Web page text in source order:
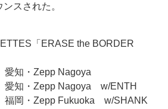
スされた。
「ERASE the BORDER
愛知・Zepp Nagoya
愛知・Zepp Nagoya w/ENTH
福岡・Zepp Fukuoka w/SHANK